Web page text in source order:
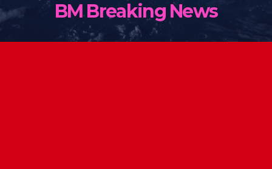
BM Breaking News